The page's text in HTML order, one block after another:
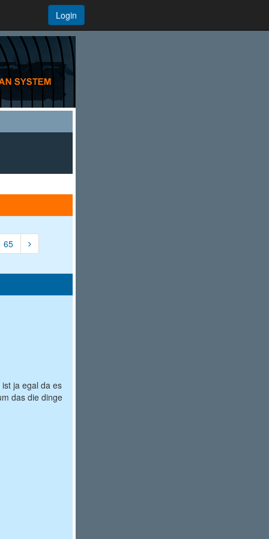
Login
65
ja egal da es
das die dinge